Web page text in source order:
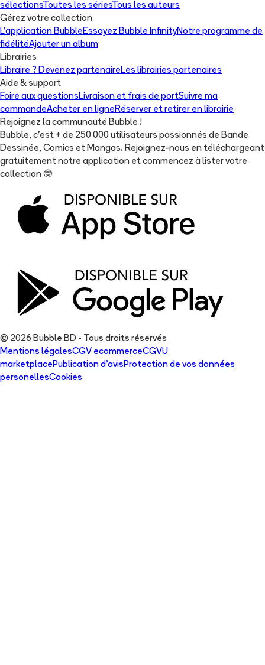
sélectionsToutes les sériesTous les auteurs
Gérez votre collection
L'application Bubble Essayez Bubble InfinityNotre programme de
fidélitéAjouter un album
Librairies
Libraire ? Devenez partenaire Les librairies partenaires
Aide & support
Foire aux questions Livraison et frais de portSuivre ma
commandeAcheter en ligne Réserver et retirer en librairie
Rejoignez la communauté Bubble !
Bubble, c'est + de 250 000 utilisateurs passionnés de Bande
Dessinée, Comics et Mangas. Rejoignez-nous en téléchargeant
gratuitement notre application et commencez à lister votre
collection 🤓
© 2026 Bubble BD - Tous droits réservés
Mentions légalesCGV ecommerceCGVU
marketplace Publication d'avis Protection de vos données
personellesCookies